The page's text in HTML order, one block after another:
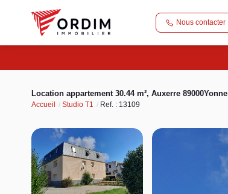
Nous contacter
Location appartement 30.44 m², Auxerre 89000Yonne
Accueil Studio T1 Ref. : 13109